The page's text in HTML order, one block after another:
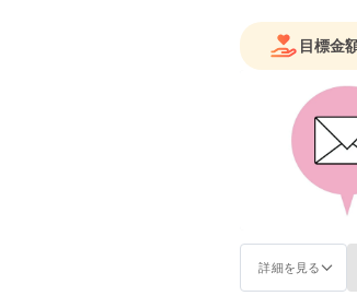
目標金
詳細を見る